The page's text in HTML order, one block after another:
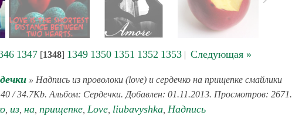
1347[1348] 1349 1350 1351 1352 1353| Следующая »
» Надпись из проволоки (love) и сердечко на прищепке смайлики
/ 34.7Kb. Альбом: Сердечки. Добавлен: 01.11.2013. Просмотров: 2671.
, из, на, прищепке, Love, liubavyshka, Надпись